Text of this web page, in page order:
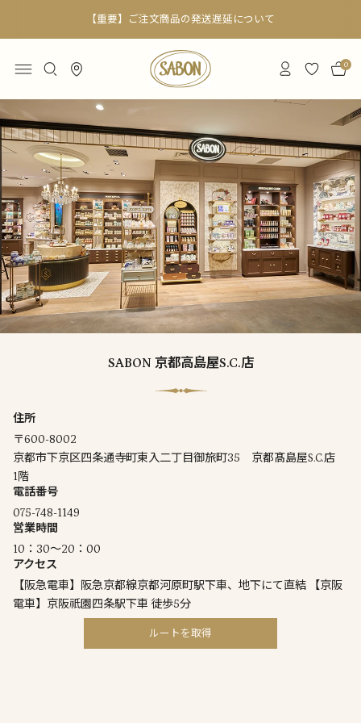
【重要】ご注文商品の発送遅延について
0
SABON 京都高島屋S.C.店
住所
〒600-8002
京都市下京区四条通寺町東入二丁目御旅町35 京都髙島屋S.C.店
1階
電話番号
075-748-1149
営業時間
10：30～20：00
アクセス
【阪急電車】阪急京都線京都河原町駅下車、地下にて直結 【京阪
電車】京阪祇園四条駅下車 徒歩5分
ルートを取得